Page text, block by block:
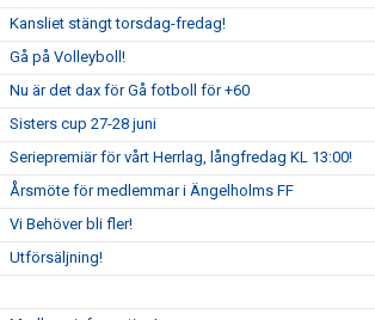
Kansliet stängt torsdag-fredag!
Gå på Volleyboll!
Nu är det dax för Gå fotboll för +60
Sisters cup 27-28 juni
Seriepremiär för vårt Herrlag, långfredag KL 13:00!
Årsmöte för medlemmar i Ängelholms FF
Vi Behöver bli fler!
Utförsäljning!